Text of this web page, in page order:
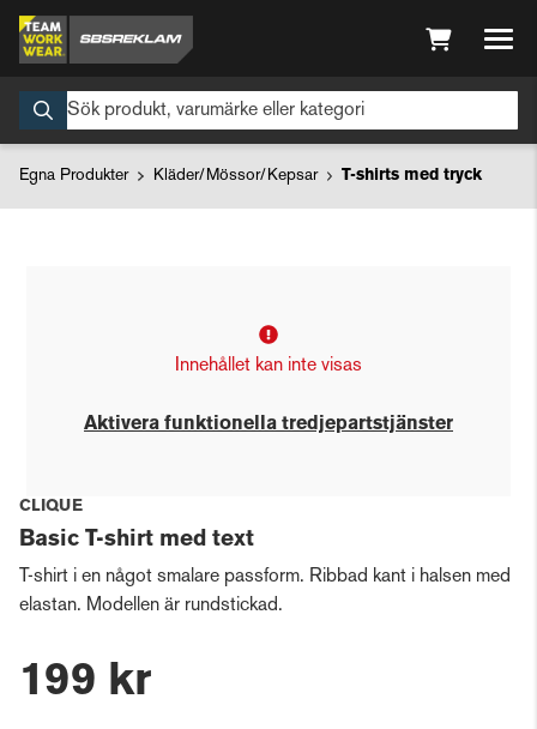
Egna Produkter Kläder/Mössor/Kepsar T-shirts med tryck
Innehållet kan inte visas
Aktivera funktionella tredjepartstjänster
CLIQUE
Basic T-shirt med text
T-shirt i en något smalare passform. Ribbad kant i halsen med
elastan. Modellen är rundstickad.
199 kr